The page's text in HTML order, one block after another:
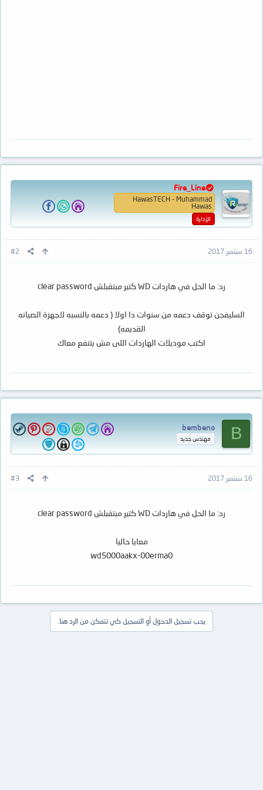
Fire_Line
HawasTECH - Muhammad
Hawas
الإدارة
16 سبتمبر 2017 #2
رد: ما الحل في هاردات WD كتير مبتقبلش clear password
السليفجن توقف دعمه من سنوات دا اولا ( دعمه بالنسبه لاجهزة الصيانه
القديمه)
اكتب موديلات الهاردات اللى مش بتنفع معاك
B
bembeno
مهندس جديد
16 سبتمبر 2017 #3
رد: ما الحل في هاردات WD كتير مبتقبلش clear password
معايا حاليا
wd5000aakx-00erma0
يجب تسجيل الدخول أو التسجيل كي تتمكن من الرد هنا.